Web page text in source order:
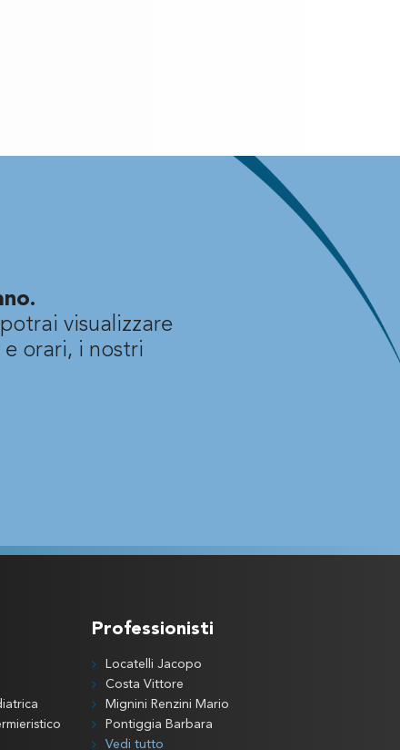
visualizzare
orari, i nostri
Professionisti
Locatelli Jacopo
Costa Vittore
Mignini Renzini Mario
Pontiggia Barbara
Vedi tutto